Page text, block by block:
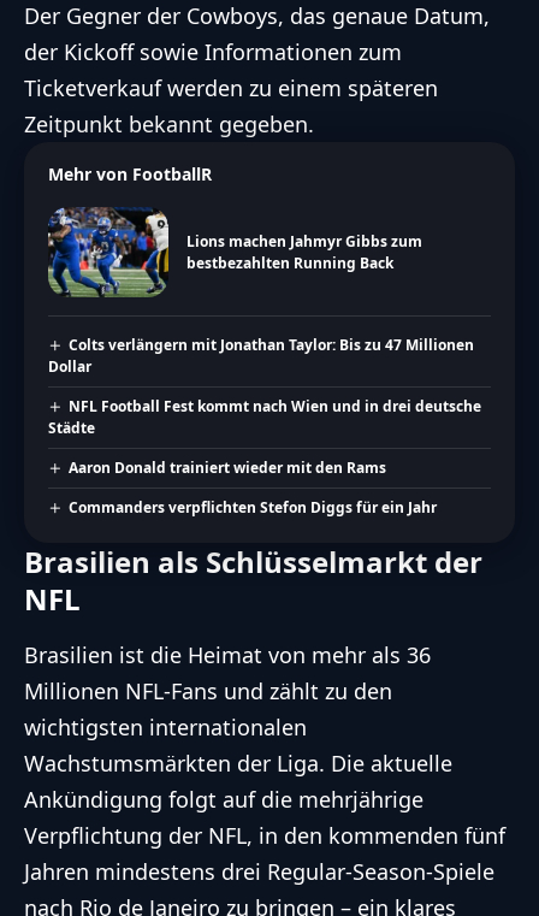
Der Gegner der Cowboys, das genaue Datum,
der Kickoff sowie Informationen zum
Ticketverkauf werden zu einem späteren
Zeitpunkt bekannt gegeben.
Mehr von FootballR
Lions machen Jahmyr Gibbs zum
bestbezahlten Running Back
Colts verlängern mit Jonathan Taylor: Bis zu 47 Millionen
Dollar
NFL Football Fest kommt nach Wien und in drei deutsche
Städte
Aaron Donald trainiert wieder mit den Rams
Commanders verpflichten Stefon Diggs für ein Jahr
Brasilien als Schlüsselmarkt der
NFL
Brasilien ist die Heimat von mehr als 36
Millionen NFL-Fans und zählt zu den
wichtigsten internationalen
Wachstumsmärkten der Liga. Die aktuelle
Ankündigung folgt auf die mehrjährige
Verpflichtung der NFL, in den kommenden fünf
Jahren mindestens drei Regular-Season-Spiele
nach Rio de Janeiro zu bringen – ein klares